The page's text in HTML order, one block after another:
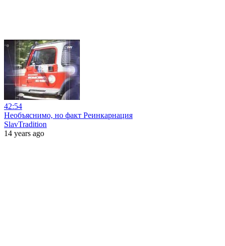
42:54
Необъяснимо, но факт Реинкарнация
SlavTradition
14 years ago